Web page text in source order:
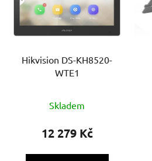
Hikvision DS-KH8520-
WTE1
Skladem
12 279 Kč